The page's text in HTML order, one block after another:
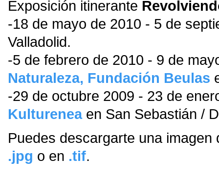
Exposición itinerante
-18 de mayo de 2010 - 5 de
Valladolid.
-5 de febrero de 2010 - 9 de
Naturaleza, Fundación Beulas
-29 de octubre 2009 - 23 de
Kultureneaen San Sebastián /
Puedes descargarte una imagen
.jpg o en .tif.